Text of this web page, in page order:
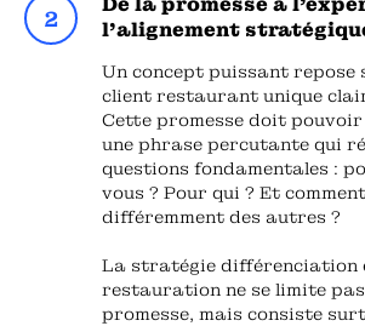
l'alignement
Un concept puissant repose
client restaurant unique
Cette promesse doit pouvoir
une phrase percutante qui
questions fondamentales :
vous ? Pour qui ? Et
différemment des autres ?
La stratégie différenciation
restauration ne se limite
promesse, mais consiste